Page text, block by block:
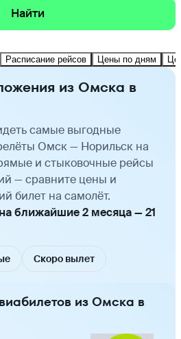
Найти
Расписание рейсов Цены по дням
из Омска в
самые выгодные
Омск — Норильск на
и стыковочные рейсы
— сравните цены и
билет на самолёт.
ближайшие 2 месяца — 21
Скоро вылет
из Омска в